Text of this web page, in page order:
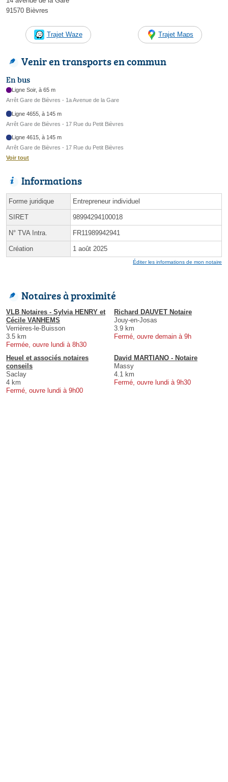
91570 Bièvres
Trajet Waze Trajet Maps
Venir en transports en commun
En bus
Ligne Soir, à 65 m
Arrêt Gare de Bièvres - 1a Avenue de la Gare
Ligne 4655, à 145 m
Arrêt Gare de Bièvres - 17 Rue du Petit Bièvres
Ligne 4615, à 145 m
Arrêt Gare de Bièvres - 17 Rue du Petit Bièvres
Voir tout
Informations
Forme juridique Entrepreneur individuel
SIRET 98994294100018
N° TVA Intra. FR11989942941
Création 1 août 2025
Éditer les informations de mon notaire
Notaires à proximité
VLB Notaires - Sylvia HENRY et
Cécile VANHEMS
Verrières-le-Buisson
3.5 km
Fermée, ouvre lundi à 8h30
Richard DAUVET Notaire
Jouy-en-Josas
3.9 km
Fermé, ouvre demain à 9h
Heuel et associés notaires
conseils
Saclay
4 km
Fermé, ouvre lundi à 9h00
David MARTIANO - Notaire
Massy
4.1 km
Fermé, ouvre lundi à 9h30